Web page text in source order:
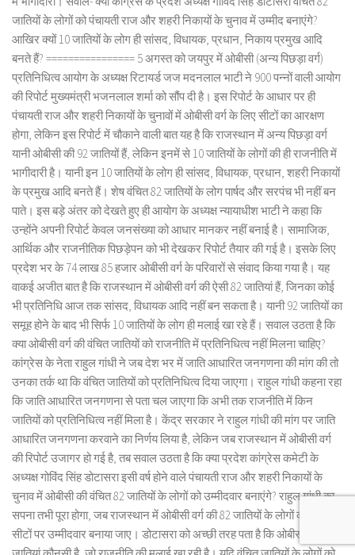
जातियों के लोगों को पंचायती राज और शहरी निकायों के चुनाव में उम्मीद बनाएंगे?
आखिर क्यों 10 जातियों के लोग ही सांसद, विधायक, प्रधान, निकाय प्रमुख आदि
बनते हैं? ================ 5 अगस्त को जयपुर में ओबीसी (अन्य पिछड़ा वर्ग)
प्रतिनिधित्व आयोग के अध्यक्ष रिटायर्ड जज मदनलाल भाटी ने 900 पन्नों वाली आयोग
की रिपोर्ट मुख्यमंत्री भजनलाल शर्मा को सौंप दी है। इस रिपोर्ट के आधार पर ही
पंचायती राज और शहरी निकायों के चुनावों में ओबीसी वर्ग के लिए सीटों का आरक्षण
होगा, लेकिन इस रिपोर्ट में चौकाने वाली बात यह है कि राजस्थान में अन्य पिछड़ा वर्ग
यानी ओबीसी की 92 जातियों हैं, लेकिन इनमें से 10 जातियों के लोगों की ही राजनीति में
भागीदारी है। यानी इन 10 जातियों के लोग ही सांसद, विधायक, प्रधान, शहरी निकायों
के प्रमुख आदि बनते हैं। शेष वंचित 82 जातियों के लोग पार्षद और सरपंच भी नहीं बन
पाते। इस बड़े अंतर को देखते हुए ही आयोग के अध्यक्ष न्यायाधीश भाटी ने कहा कि
उन्होंने अपनी रिपोर्ट केवल जनसंख्या को आधार मानकर नहीं बनाई है। सामाजिक,
आर्थिक और राजनीतिक पिछड़ेपन को भी देखकर रिपोर्ट तैयार की गई है। इसके लिए
प्रदेश भर के 74 लाख 85 हजार ओबीसी वर्ग के परिवारों से संवाद किया गया है। यह
वाकई अजीत बात है कि राजस्थान में ओबीसी वर्ग की ऐसी 82 जातियां हैं, जिनका कोई
भी प्रतिनिधि आज तक सांसद, विधायक आदि नहीं बन सकता है। यानी 92 जातियों का
समूह होने के बाद भी सिर्फ 10 जातियों के लोग ही मलाई खा रहे हैं। सवाल उठता है कि
क्या ओबीसी वर्ग की वंचित जातियों को राजनीति में प्रतिनिधित्व नहीं मिलना चाहिए?
कांग्रेस के नेता राहुल गांधी ने जब देश भर में जाति आधारित जनगणना की मांग की तो
उनका तर्क था कि वंचित जातियों को प्रतिनिधित्व दिया जाएगा। राहुल गांधी कहना रहा
कि जाति आधारित जनगणना से पता चल जाएगा कि अभी तक राजनीति में किन
जातियों को प्रतिनिधित्व नहीं मिला है। केंद्र सरकार ने राहुल गांधी की मांग पर जाति
आधारित जनगणना करवाने का निर्णय लिया है, लेकिन जब राजस्थान में ओबीसी वर्ग
की रिपोर्ट उजागर हो गई है, तब सवाल उठता है कि क्या प्रदेश कांग्रेस कमेटी के
अध्यक्ष गोविंद सिंह डोटासरा इसी वर्ष होने वाले पंचायती राज और शहरी निकायों के
चुनाव में ओबीसी की वंचित 82 जातियों के लोगों को उम्मीदवार बनाएंगे? राहुल गांधी का
सपना तभी पूरा होगा, जब राजस्थान में ओबीसी वर्ग की 82 जातियों के लोगों को आरक्षित
सीटों पर उम्मीदवार बनाया जाए। डोटासरा को अच्छी तरह पता है कि ओबीसी की वे 10